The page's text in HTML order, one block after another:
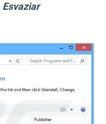
Esvaziar